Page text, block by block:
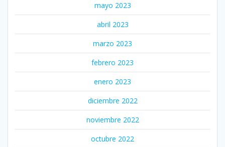
mayo 2023
abril 2023
marzo 2023
febrero 2023
enero 2023
diciembre 2022
noviembre 2022
octubre 2022